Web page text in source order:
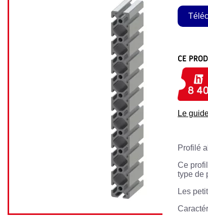
CE
Le
Profilé
Ce
type de
Les